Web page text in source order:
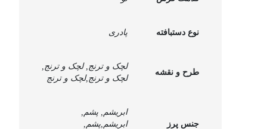
نقش ایرانی
نوع دستبافته پادری
طرح و نقشه
لچک و ترنج, لچک و ترنج,
لچک و ترنج,لچک و ترنج
جنس پرز
ابریشم, پشم,
ابریشم,پشم,